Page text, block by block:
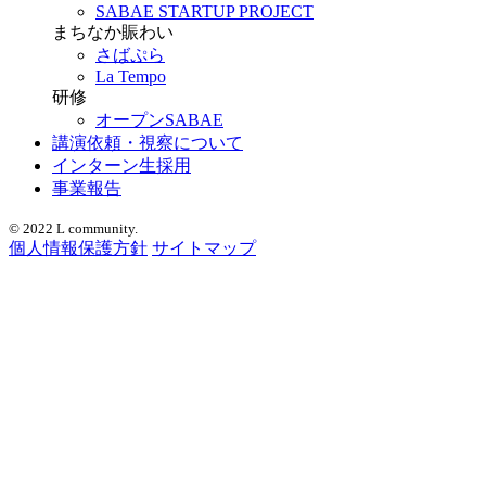
SABAE STARTUP PROJECT
まちなか賑わい
さばぷら
La Tempo
研修
オープンSABAE
講演依頼・視察について
インターン生採用
事業報告
© 2022 L community.
個人情報保護方針 サイトマップ